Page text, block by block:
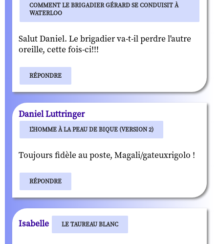
COMMENT LE BRIGADIER GÉRARD SE CONDUISIT À
WATERLOO
Salut Daniel. Le brigadier va-t-il perdre l'autre
oreille, cette fois-ci!!!
RÉPONDRE
Daniel Luttringer
L'HOMME À LA PEAU DE BIQUE (VERSION 2)
Toujours fidèle au poste, Magali/gateuxrigolo !
RÉPONDRE
Isabelle LE TAUREAU BLANC